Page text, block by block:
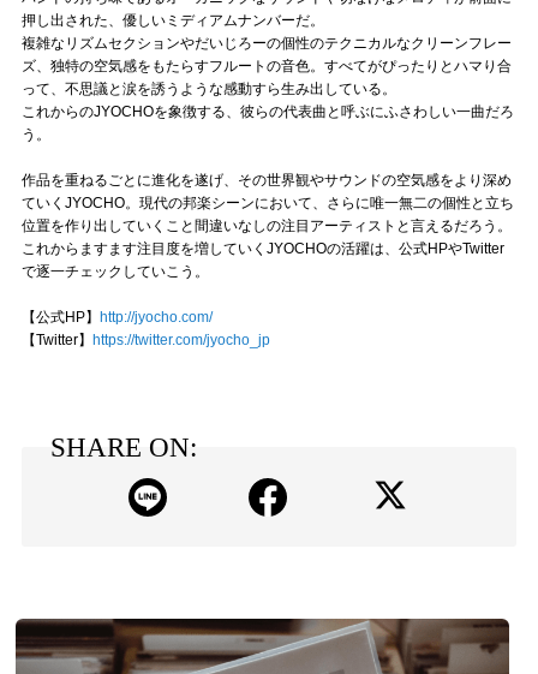
押し出された、優しいミディアムナンバーだ。
複雑なリズムセクションやだいじろーの個性のテクニカルなクリーンフレー
ズ、独特の空気感をもたらすフルートの音色。すべてがぴったりとハマり合
って、不思議と涙を誘うような感動すら生み出している。
これからのJYOCHOを象徴する、彼らの代表曲と呼ぶにふさわしい一曲だろ
う。
作品を重ねるごとに進化を遂げ、その世界観やサウンドの空気感をより深め
ていくJYOCHO。現代の邦楽シーンにおいて、さらに唯一無二の個性と立ち
位置を作り出していくこと間違いなしの注目アーティストと言えるだろう。
これからますます注目度を増していくJYOCHOの活躍は、公式HPやTwitter
で逐一チェックしていこう。
【公式HP】 http://jyocho.com/
【Twitter】 https://twitter.com/jyocho_jp
SHARE ON: